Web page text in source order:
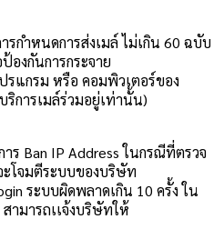
กำหนดการส่งเมล์ ไม่เกิน 60 ฉบับ
องกันการกระจาย
รแกรม หรือ คอมพิวเตอร์ของ
การเมล์ร่วมอยู่เท่านั้น)
ร Ban IP Address ในกรณีที่ตรวจ
โจมตีระบบของบริษัท
ระบบผิดพลาดเกิน 10 ครั้ง ใน
ามารถเเจ้งบริษัทให้